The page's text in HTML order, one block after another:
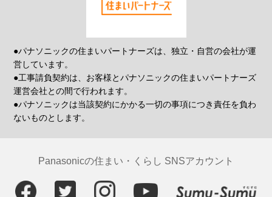
●パナソニックの住まいパートナーズは、独立・自営の会社が運
営しています。
●工事請負契約は、お客様とパナソニックの住まいパートナーズ
運営会社との間で行われます。
●パナソニックは当該契約にかかる一切の事項につき責任を負わ
ないものとします。
Panasonicの住まい・くらし SNSアカウント